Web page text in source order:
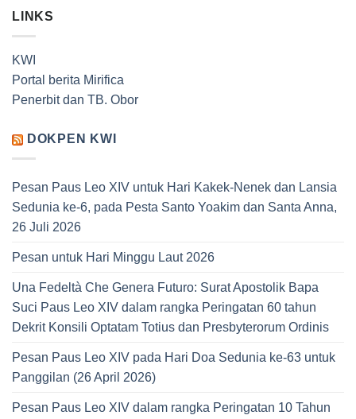
LINKS
KWI
Portal berita Mirifica
Penerbit dan TB. Obor
DOKPEN KWI
Pesan Paus Leo XIV untuk Hari Kakek-Nenek dan Lansia
Sedunia ke-6, pada Pesta Santo Yoakim dan Santa Anna,
26 Juli 2026
Pesan untuk Hari Minggu Laut 2026
Una Fedeltà Che Genera Futuro: Surat Apostolik Bapa
Suci Paus Leo XIV dalam rangka Peringatan 60 tahun
Dekrit Konsili Optatam Totius dan Presbyterorum Ordinis
Pesan Paus Leo XIV pada Hari Doa Sedunia ke-63 untuk
Panggilan (26 April 2026)
Pesan Paus Leo XIV dalam rangka Peringatan 10 Tahun